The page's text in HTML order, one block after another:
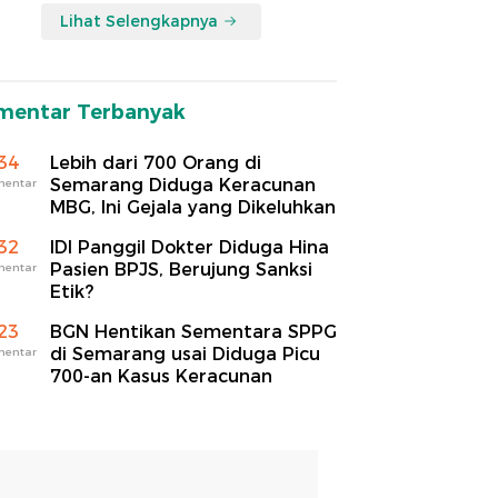
Lihat Selengkapnya
Terbanyak
Lebih dari 700 Orang di
Semarang Diduga Keracunan
MBG, Ini Gejala yang Dikeluhkan
IDI Panggil Dokter Diduga Hina
Pasien BPJS, Berujung Sanksi
Etik?
BGN Hentikan Sementara SPPG
di Semarang usai Diduga Picu
700-an Kasus Keracunan